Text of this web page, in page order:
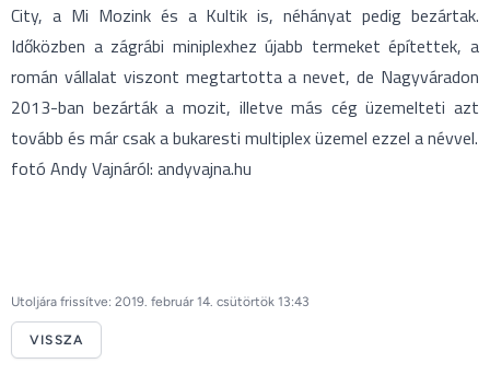
City, a Mi Mozink és a Kultik is, néhányat pedig bezártak.
Időközben a zágrábi miniplexhez újabb termeket építettek, a
román vállalat viszont megtartotta a nevet, de Nagyváradon
2013-ban bezárták a mozit, illetve más cég üzemelteti azt
tovább és már csak a bukaresti multiplex üzemel ezzel a névvel.
fotó Andy Vajnáról: andyvajna.hu
Utoljára frissítve: 2019. február 14. csütörtök 13:43
VISSZA